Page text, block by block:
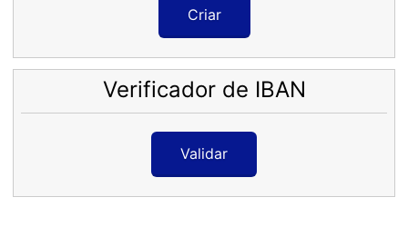
Criar
Verificador de IBAN
Validar